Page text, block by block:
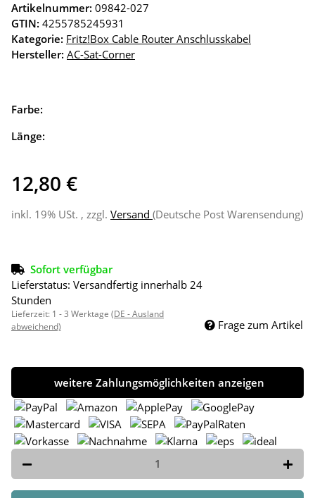
Artikelnummer: 09842-027
GTIN: 4255785245931
Kategorie: Fritz!Box Cable Router Anschlusskabel
Hersteller: AC-Sat-Corner
Farbe:
Länge:
12,80 €
inkl. 19% USt. , zzgl. Versand (Deutsche Post Warensendung)
Sofort verfügbar
Lieferstatus: Versandfertig innerhalb 24
Stunden
Lieferzeit: 1 - 3 Werktage (DE - Ausland
abweichend)
Frage zum Artikel
weitere Zahlungsmöglichkeiten anzeigen